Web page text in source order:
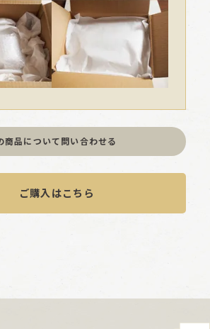
商品について問い合わせる
ご購入はこちら